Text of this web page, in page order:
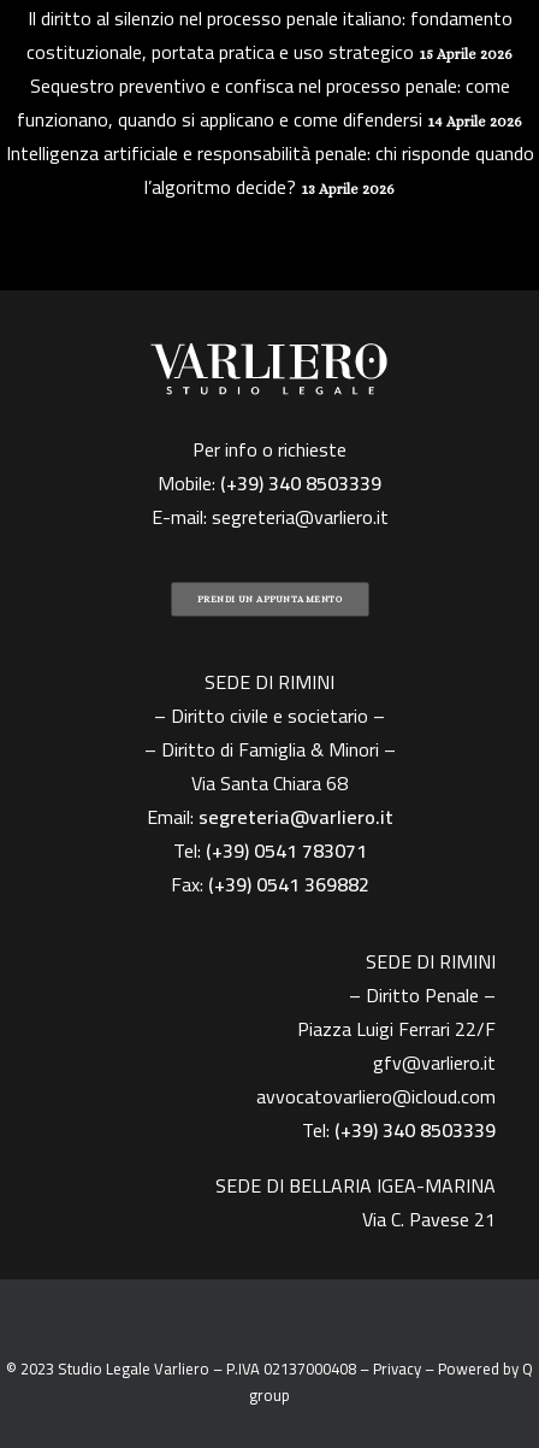
Il diritto al silenzio nel processo penale italiano: fondamento
costituzionale, portata pratica e uso strategico 15 Aprile 2026
Sequestro preventivo e confisca nel processo penale: come
funzionano, quando si applicano e come difendersi 14 Aprile 2026
Intelligenza artificiale e responsabilità penale: chi risponde quando
l’algoritmo decide? 13 Aprile 2026
Per info o richieste
Mobile: (+39)340 8503339
E-mail:segreteria@varliero.it
PRENDI UN APPUNTAMENTO
SEDE DI RIMINI
– Diritto civile e societario –
– Diritto di Famiglia & Minori –
Via Santa Chiara 68
Email: segreteria@varliero.it
Tel: (+39) 0541 783071
Fax: (+39)0541 369882
SEDE DI RIMINI
– Diritto Penale –
Piazza Luigi Ferrari 22/F
gfv@varliero.it
avvocatovarliero@icloud.com
Tel: (+39) 340 8503339
SEDE DI BELLARIA IGEA-MARINA
Via C. Pavese 21
© 2023 Studio Legale Varliero – P.IVA 02137000408 –Privacy– Powered byQ
group